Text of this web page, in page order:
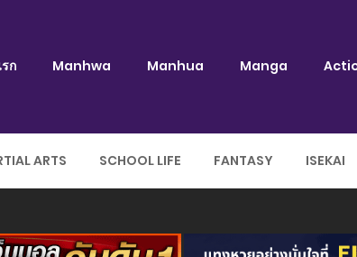
ก Manhwa Manhua Manga
ARTS SCHOOL LIFE FANTASY ISEKAI